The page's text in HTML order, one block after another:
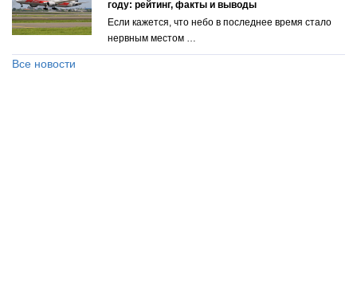
году: рейтинг, факты и выводы
Если кажется, что небо в последнее время стало
нервным местом …
Все новости